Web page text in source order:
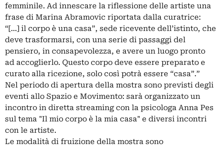
femminile. Ad innescare la riflessione delle artiste una
frase di Marina Abramovic riportata dalla curatrice:
“[…] il corpo è una casa”, sede ricevente dell’istinto, che
deve trasformarsi, con una serie di passaggi del
pensiero, in consapevolezza, e avere un luogo pronto
ad accoglierlo. Questo corpo deve essere preparato e
curato alla ricezione, solo così potrà essere “casa”.”
Nel periodo di apertura della mostra sono previsti degli
eventi allo Spazio e Movimento: sarà organizzato un
incontro in diretta streaming con la psicologa Anna Pes
sul tema "Il mio corpo è la mia casa" e diversi incontri
con le artiste.
Le modalità di fruizione della mostra sono